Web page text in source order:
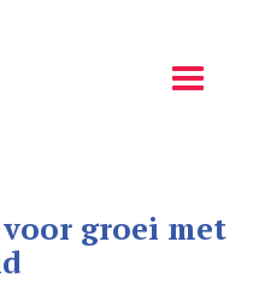
groei met